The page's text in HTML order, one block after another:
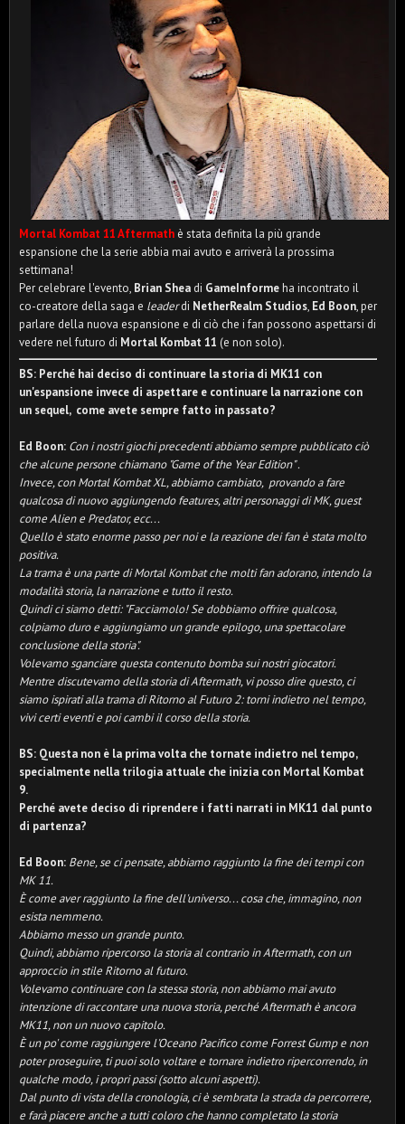
Mortal Kombat 11 Aftermath è stata definita la più grande
espansione che la serie abbia mai avuto e arriverà la prossima
settimana!
Per celebrare l'evento, Brian Shea di GameInformeha incontrato il
co-creatore della saga e leaderdi NetherRealm Studios, Ed Boon, per
parlare della nuova espansione e di ciò che i fan possono aspettarsi di
vedere nel futuro di Mortal Kombat 11 (e non solo).
BS: Perché hai deciso di continuare la storia di MK11 con
un'espansione invece di aspettare e continuare la narrazione con
un sequel, come avete sempre fatto in passato?
Ed Boon: Con i nostri giochi precedenti abbiamo sempre pubblicato ciò
che alcune persone chiamano "Game of the Year Edition" .
Invece, con Mortal Kombat XL, abbiamo cambiato, provando a fare
qualcosa di nuovo aggiungendo features, altri personaggi di MK, guest
come Alien e Predator, ecc...
Quello è stato enorme passo per noi e la reazione dei fan è stata molto
positiva.
La trama è una parte di Mortal Kombat che molti fan adorano, intendo la
modalità storia, la narrazione e tutto il resto.
Quindi ci siamo detti: "Facciamolo! Se dobbiamo offrire qualcosa,
colpiamo duro e aggiungiamo un grande epilogo, una spettacolare
conclusione della storia".
Volevamo sganciare questa contenuto bomba sui nostri giocatori.
Mentre discutevamo della storia di Aftermath, vi posso dire questo, ci
siamo ispirati alla trama di Ritorno al Futuro 2: torni indietro nel tempo,
vivi certi eventi e poi cambi il corso della storia.
BS: Questa non è la prima volta che tornate indietro nel tempo,
specialmente nella trilogia attuale che inizia con Mortal Kombat
9.
Perché avete deciso di riprendere i fatti narrati in MK11 dal punto
di partenza?
Ed Boon: Bene, se ci pensate, abbiamo raggiunto la fine dei tempi con
MK 11.
È come aver raggiunto la fine dell'universo... cosa che, immagino, non
esista nemmeno.
Abbiamo messo un grande punto.
Quindi, abbiamo ripercorso la storia al contrario in Aftermath, con un
approccio in stile Ritorno al futuro.
Volevamo continuare con la stessa storia, non abbiamo mai avuto
intenzione di raccontare una nuova storia, perché Aftermath è ancora
MK11, non un nuovo capitolo.
È un po' come raggiungere l'Oceano Pacifico come Forrest Gump e non
poter proseguire, ti puoi solo voltare e tornare indietro ripercorrendo,in
qualche modo,i propri passi (sotto alcuni aspetti).
Dal punto di vista della cronologia, ci è sembrata la strada da percorrere,
e farà piacere anche a tutti coloro che hanno completato la storia